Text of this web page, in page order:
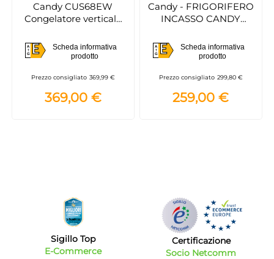
Candy CUS68EW
Congelatore verticale
A
G E
Scheda informativa
prodotto
Prezzo consigliato 369,99 €
369,00 €
Candy - FRIGORIFERO
INCASSO CANDY
CELDP2450H ALT. 144
CM Classe energetica E
A
G E
Scheda informativa
prodotto
Prezzo consigliato 299,80 €
259,00 €
Sigillo Top
E-Commerce
Certificazione
Socio Netcomm